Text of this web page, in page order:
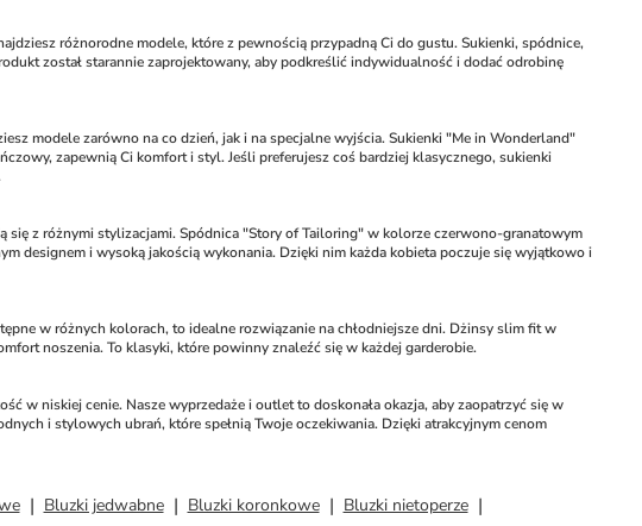
różnorodne modele, które z pewnością przypadną Ci do gustu. Sukienki, spódnice,
został starannie zaprojektowany, aby podkreślić indywidualność i dodać odrobinę
modele zarówno na co dzień, jak i na specjalne wyjścia. Sukienki "Me in Wonderland"
zapewnią Ci komfort i styl. Jeśli preferujesz coś bardziej klasycznego, sukienki
z różnymi stylizacjami. Spódnica "Story of Tailoring" w kolorze czerwono-granatowym
designem i wysoką jakością wykonania. Dzięki nim każda kobieta poczuje się wyjątkowo i
w różnych kolorach, to idealne rozwiązanie na chłodniejsze dni. Dżinsy slim fit w
noszenia. To klasyki, które powinny znaleźć się w każdej garderobie.
w niskiej cenie. Nasze wyprzedaże i outlet to doskonała okazja, aby zaopatrzyć się w
i stylowych ubrań, które spełnią Twoje oczekiwania. Dzięki atrakcyjnym cenom
Bluzki jedwabne Bluzki koronkowe
Bluzki nietoperze